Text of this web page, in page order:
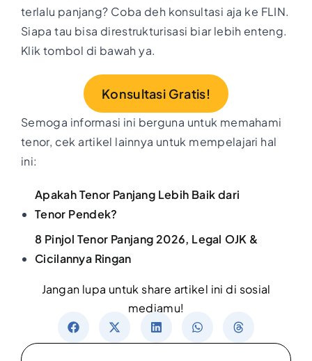
terlalu panjang? Coba deh konsultasi aja ke FLIN.
Siapa tau bisa direstrukturisasi biar lebih enteng.
Klik tombol di bawah ya.
Konsultasi Gratis!
Semoga informasi ini berguna untuk memahami
tenor, cek artikel lainnya untuk mempelajari hal
ini:
Apakah Tenor Panjang Lebih Baik dari
Tenor Pendek?
8 Pinjol Tenor Panjang 2026, Legal OJK &
Cicilannya Ringan
Jangan lupa untuk share artikel ini di sosial
mediamu!